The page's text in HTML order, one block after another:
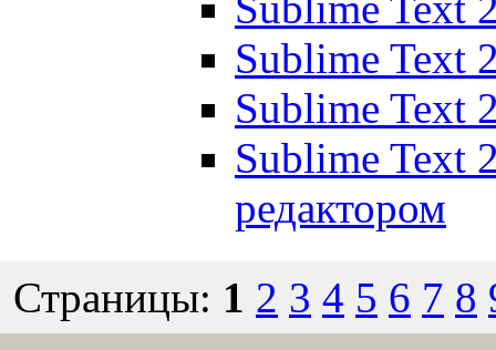
Sublime Text
Sublime Text
Sublime Text
редактором
Страницы: 1 2 3 4 5 6 7 8